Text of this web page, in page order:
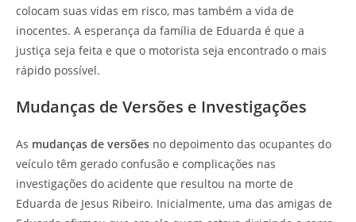
colocam suas vidas em risco, mas também a vida de
inocentes. A esperança da família de Eduarda é que a
justiça seja feita e que o motorista seja encontrado o mais
rápido possível.
Mudanças de Versões e Investigações
As mudanças de versões no depoimento das ocupantes do
veículo têm gerado confusão e complicações nas
investigações do acidente que resultou na morte de
Eduarda de Jesus Ribeiro. Inicialmente, uma das amigas de